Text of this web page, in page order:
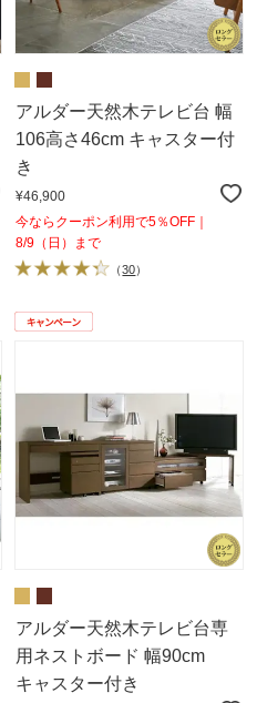
アルダー天然木テレビ台 幅
106高さ46cm キャスター付
き
¥46,900
今ならクーポン利用で5％OFF｜
8/9（日）まで
（30）
アルダー天然木テレビ台専
用ネストボード 幅90cm
キャスター付き